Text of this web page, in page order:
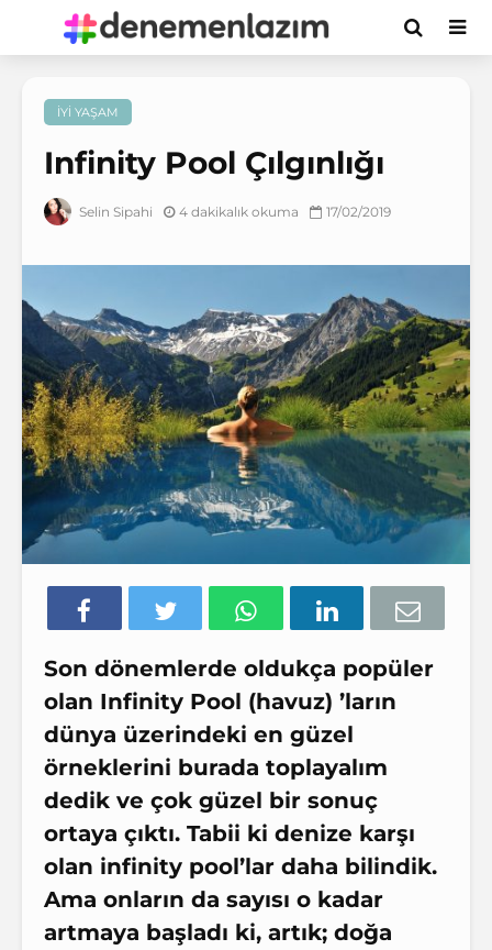
İYI YAŞAM
Infinity Pool Çılgınlığı
Selin Sipahi 4 dakikalık okuma 17/02/2019
Son dönemlerde oldukça popüler
olan Infinity Pool (havuz) ’ların
dünya üzerindeki en güzel
örneklerini burada toplayalım
dedik ve çok güzel bir sonuç
ortaya çıktı. Tabii ki denize karşı
olan infinity pool’lar daha bilindik.
Ama onların da sayısı o kadar
artmaya başladı ki, artık; doğa